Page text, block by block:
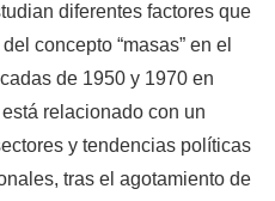
diferentes factores que
concepto “masas” en el
de 1950 y 1970 en
relacionado con un
y tendencias políticas
tras el agotamiento de